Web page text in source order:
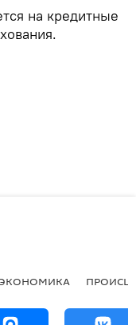
на кредитные